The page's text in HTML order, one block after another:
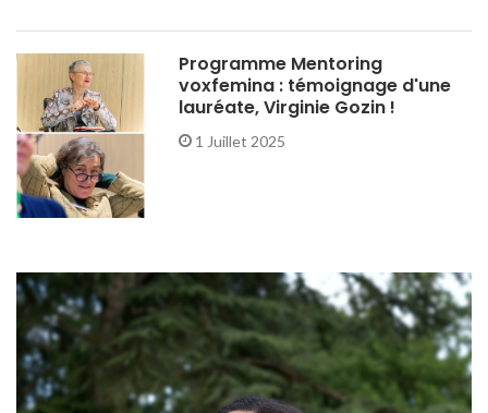
Programme Mentoring
voxfemina : témoignage d'une
lauréate, Virginie Gozin !
1 Juillet 2025